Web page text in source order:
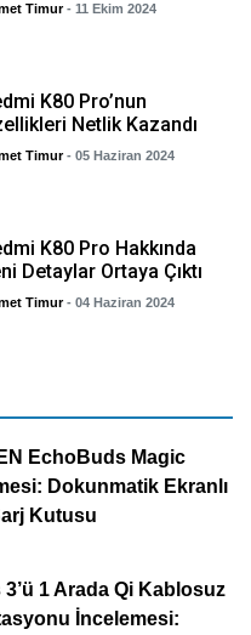
Timur - 11 Ekim 2024
K80 Pro’nun
Netlik Kazandı
Timur - 05 Haziran 2024
K80 Pro Hakkında
Detaylar Ortaya Çıktı
Timur - 04 Haziran 2024
EchoBuds Magic
Dokunmatik Ekranlı
Kutusu
3’ü 1 Arada Qi Kablosuz
İncelemesi: